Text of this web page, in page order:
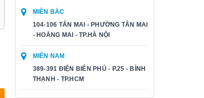
MIỀN BẮC
104-106 TÂN MAI - PHƯỜNG TÂN MAI
- HOÀNG MAI - TP.HÀ NỘI
MIỀN NAM
389-391 ĐIỆN BIÊN PHỦ - P.25 - BÌNH
THẠNH - TP.HCM